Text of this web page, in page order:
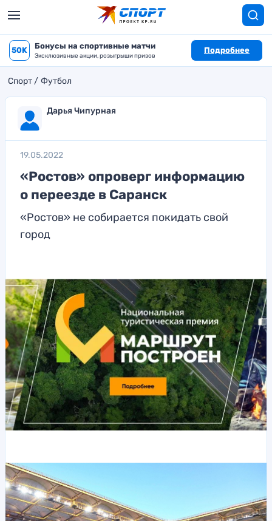
50K Бонусы на спортивные матчи
Эксклюзивные акции, розыгрыши призов
Подробнее
Спорт Футбол
Дарья Чипурная
19.05.2022
«Ростов» опроверг информацию
о переезде в Саранск
«Ростов» не собирается покидать свой
город